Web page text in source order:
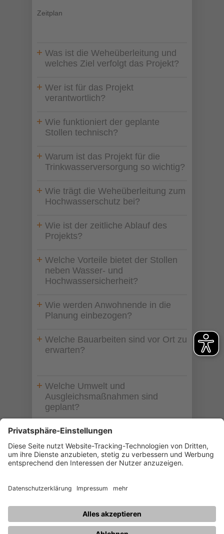
Zeitplan
Was ist die Weheüberleitung und
welches Ziel verfolgt das Projekt?
Wer ist für das Projekt
verantwortlich?
Wie funktioniert der geplante
Stollen technisch?
Warum ist das Projekt für die
Trinkwasserversorgung so wichtig?
Wie trägt die Weheüberleitung zum
Hochwasserschutz bei?
Wie ist der zeitliche Ablauf des
Projekts?
Welche Vorteile bietet der Stollen
neben Wasser- und
Hochwassersicherheit?
Wie werden Anwohnende in die
Planung einbezogen?
Welche Bauarbeiten sind vor Ort zu
erwarten?
Welche Umwelt und
Ausgleichsmaßnahmen sind
geplant?
Wann beginnen die Bauarbeiten
und wie lange dauern sie?
© 2026 WAG
Datenschutzeinstellungen
Informationen zur Barrierefreiheit